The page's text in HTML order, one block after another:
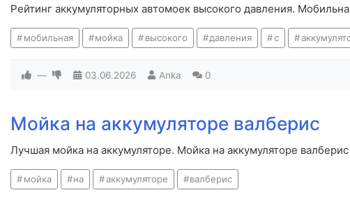
Рейтинг аккумуляторных автомоек высокого давления.
мобильная мойка высокого давления с
— 03.06.2026 Anka 0
Мойка на аккумуляторе валберис
Лучшая мойка на аккумуляторе. Мойка на аккумуляторе валберис
мойка на аккумуляторе валберис